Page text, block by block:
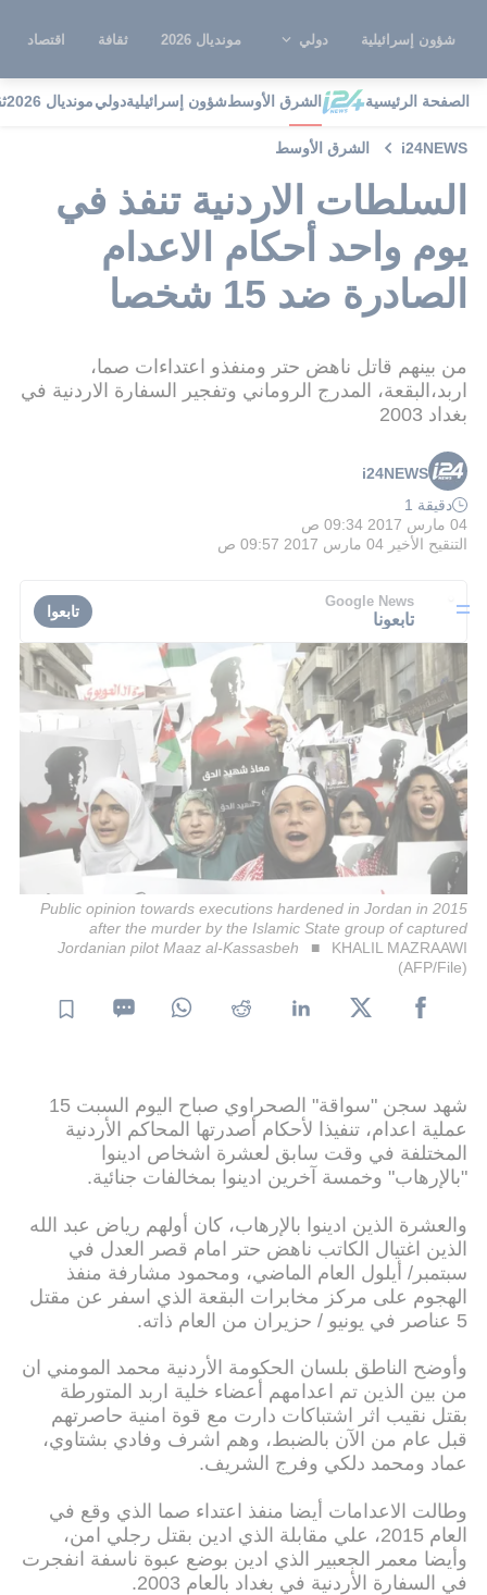
شؤون إسرائيلية دولي مونديال 2026 ثقافة اقتصاد
الصفحة الرئيسية الشرق الأوسطشؤون إسرائيليةدوليمونديال 2026
i24NEWS الشرق الأوسط
السلطات الاردنية تنفذ في
يوم واحد أحكام الاعدام
الصادرة ضد 15 شخصا
من بينهم قاتل ناهض حتر ومنفذو اعتداءات صما،
اربد،البقعة، المدرج الروماني وتفجير السفارة الاردنية في
بغداد 2003
i24NEWS
دقيقة 1
04 مارس 2017 09:34 ص
التنقيح الأخير 04 مارس 2017 09:57 ص
Google News
تابعونا تابعوا
Public opinion towards executions hardened in Jordan in 2015
after the murder by the Islamic State group of captured
Jordanian pilot Maaz al-Kassasbeh
KHALIL MAZRAAWI
(AFP/File)
شهد سجن "سواقة" الصحراوي صباح اليوم السبت 15
عملية اعدام، تنفيذا لأحكام أصدرتها المحاكم الأردنية
المختلفة في وقت سابق لعشرة اشخاص ادينوا
"بالإرهاب" وخمسة آخرين ادينوا بمخالفات جنائية.
والعشرة الذين ادينوا بالإرهاب، كان أولهم رياض عبد الله
الذين اغتيال الكاتب ناهض حتر امام قصر العدل في
سبتمبر/ أيلول العام الماضي، ومحمود مشارفة منفذ
الهجوم على مركز مخابرات البقعة الذي اسفر عن مقتل
5 عناصر في يونيو / حزيران من العام ذاته.
وأوضح الناطق بلسان الحكومة الأردنية محمد المومني ان
من بين الذين تم اعدامهم أعضاء خلية اربد المتورطة
بقتل نقيب اثر اشتباكات دارت مع قوة امنية حاصرتهم
قبل عام من الآن بالضبط، وهم اشرف وفادي بشتاوي،
عماد ومحمد دلكي وفرج الشريف.
وطالت الاعدامات أيضا منفذ اعتداء صما الذي وقع في
العام 2015، علي مقابلة الذي ادين بقتل رجلي امن،
وأيضا معمر الجعبير الذي ادين بوضع عبوة ناسفة انفجرت
في السفارة الأردنية في بغداد بالعام 2003.